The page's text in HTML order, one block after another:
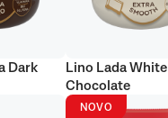
Dark
Lino Lada White
Chocolate
NOVO